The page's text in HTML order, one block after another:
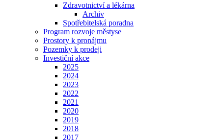
Zdravotnictví a lékárna
Archiv
Spotřebitelská poradna
Program rozvoje městyse
Prostory k pronájmu
Pozemky k prodeji
Investiční akce
2025
2024
2023
2022
2021
2020
2019
2018
2017